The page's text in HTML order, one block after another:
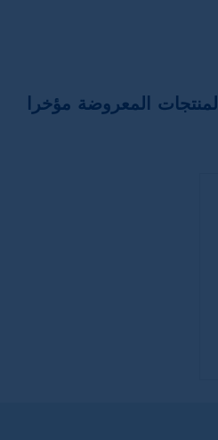
المنتجات المعروضة مؤخرا